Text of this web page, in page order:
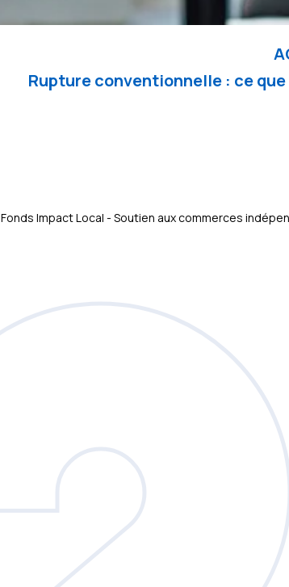
Rupture conventionnelle : ce
Fonds Impact Local - Soutien aux commerces